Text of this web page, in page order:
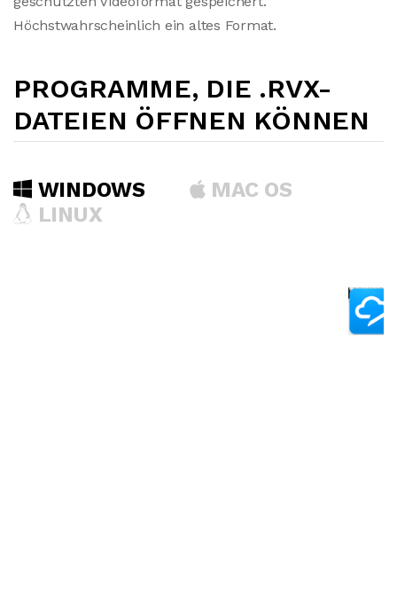
Höchstwahrscheinlich ein altes Format.
PROGRAMME, DIE .RVX-
DATEIEN ÖFFNEN KÖNNEN
WINDOWS
MAC OS
LINUX